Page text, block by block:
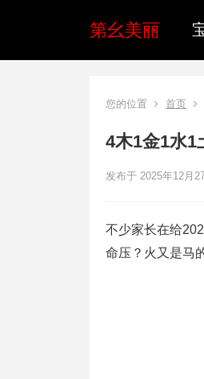
第幺美丽
您的位置 首页
4木1金1水1
发布于 2025年12月
不少家长在给
命压？火又是马